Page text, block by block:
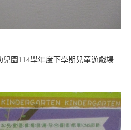
園114學年度下學期兒童遊戲場